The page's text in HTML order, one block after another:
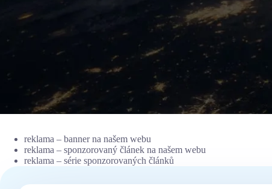
reklama – banner na našem webu
reklama – sponzorovaný článek na našem webu
reklama – série sponzorovaných článků